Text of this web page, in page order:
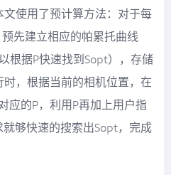
使用了预计算方法：对于每
先建立相应的帕累托曲线
根据P快速找到Sopt），存储
时，根据当前的相机位置，在
应的P，利用P再加上用户指
够快速的搜索出Sopt，完成